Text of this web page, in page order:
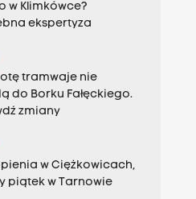
w Klimkówce?
ekspertyza
tramwaje nie
do Borku Fałęckiego.
zmiany
w Ciężkowicach,
piątek w Tarnowie